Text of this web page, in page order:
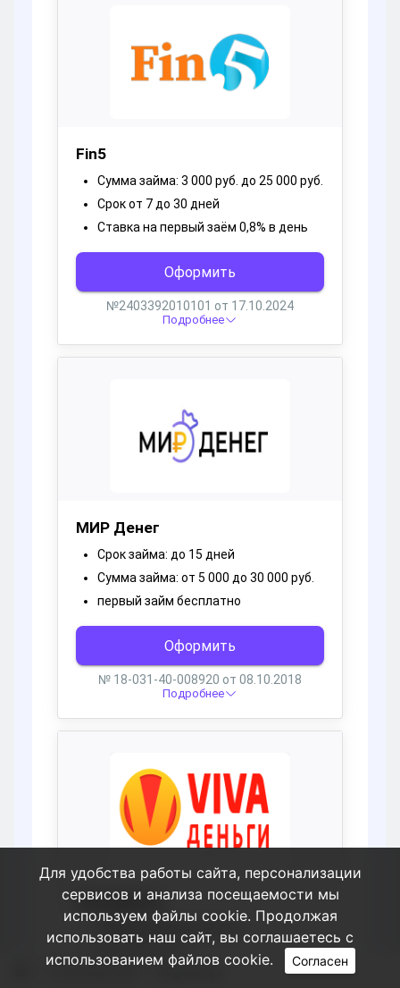
Пользователи Bogdantgz
Для удобства работы сайта, персонализации
сервисов и анализа посещаемости мы
используем файлы cookie. Продолжая
использовать наш сайт, вы соглашаетесь с
использованием файлов cookie.
Согласен